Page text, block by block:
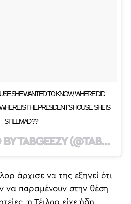
SHE WANTED TO KNOW, WHERE DID
IS THE PRESIDENT’S HOUSE. SHE IS
STILL MAD ??
A POST SHARED BY TABGEEZY (@TABGEEZY) ON
άρχισε να της εξηγεί ότι
να παραμένουν στην θέση
η Τέιλορ είχε ήδη